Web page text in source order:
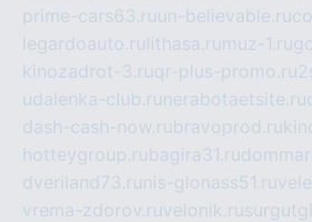
prime-cars63.ruun-believable.ru
legardoauto.ru lithasa.ru muz-1.ru
kinozadrot-3.ruqr-plus-promo.ru
udalenka-club.ru nerabotaetsite.ru
dash-cash-now.rubravoprod.ru
hotteygroup.rubagira31.ru
dveriland73.ru nis-glonass51.ru
vrema-zdorov.ruvelonik.ru